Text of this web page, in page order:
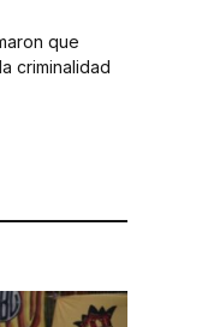
que
criminalidad